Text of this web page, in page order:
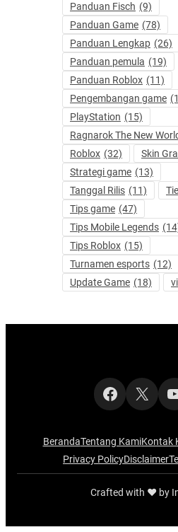
Panduan Fisch (9)
Panduan Game (78)
Panduan Lengkap (26)
Panduan pemula (19)
Panduan Roblox (11)
Pengembangan game
PlayStation (15)
Ragnarok The New
Roblox (32) Skin
Strategi game (13)
Tanggal Rilis (11)
Tips game (47)
Tips Mobile Legends
Tips Roblox (15)
Turnamen esports (12)
Update Game (18)
Facebook
X
BerandaTentang KamiKontak
Privacy PolicyDisclaimer
Crafted with ‪‪❤︎‬ by